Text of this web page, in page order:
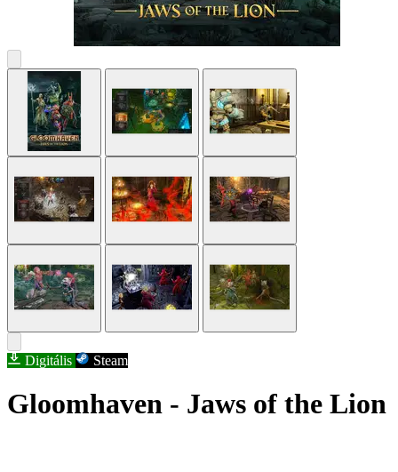
Digitális Steam
Gloomhaven - Jaws of the Lion